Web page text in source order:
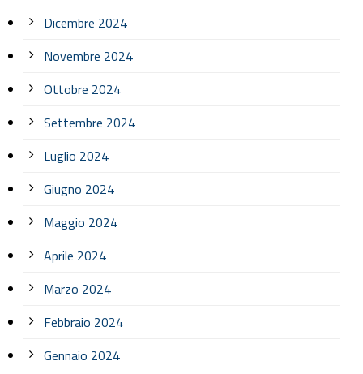
Dicembre 2024
Novembre 2024
Ottobre 2024
Settembre 2024
Luglio 2024
Giugno 2024
Maggio 2024
Aprile 2024
Marzo 2024
Febbraio 2024
Gennaio 2024